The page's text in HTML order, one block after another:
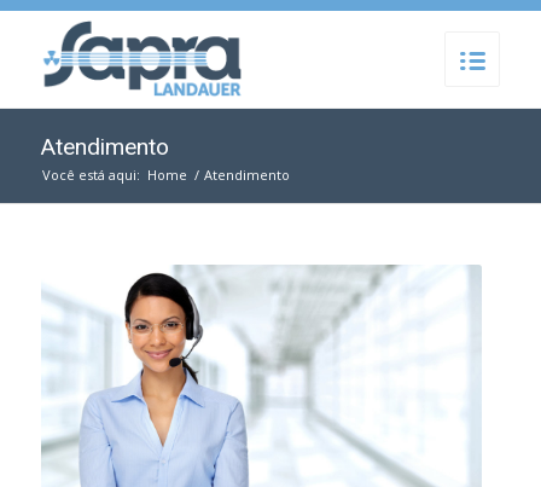
Atendimento
Você está aqui: Home / Atendimento